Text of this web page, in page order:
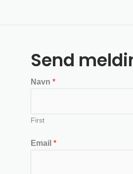
Send
Navn*
First
Email*